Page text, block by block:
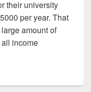
their university
per year. That
amount of
income
Education